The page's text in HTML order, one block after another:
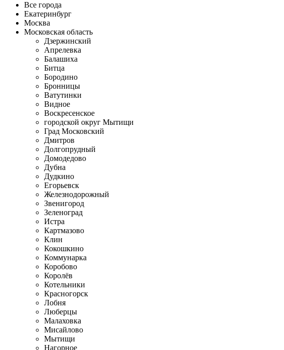
Все города
Екатеринбург
Москва
Московская область
Дзержинский
Апрелевка
Балашиха
Битца
Бородино
Бронницы
Ватутинки
Видное
Воскресенское
городской округ Мытищи
Град Московский
Дмитров
Долгопрудный
Домодедово
Дубна
Дудкино
Егорьевск
Железнодорожный
Звенигород
Зеленоград
Истра
Картмазово
Клин
Кокошкино
Коммунарка
Коробово
Королёв
Котельники
Красногорск
Лобня
Люберцы
Малаховка
Мисайлово
Мытищи
Нагорное